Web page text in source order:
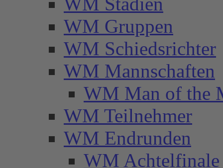
WM Gruppen
WM Schiedsrichter
WM Mannschaften
WM Man of the
WM Teilnehmer
WM Endrunden
WM Achtelfinale